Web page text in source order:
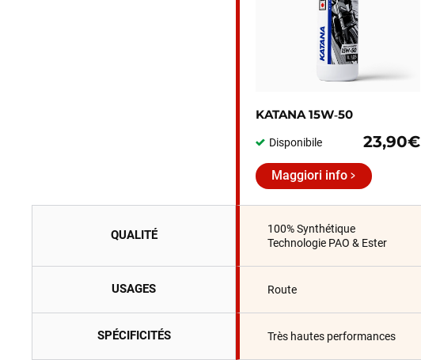
KATANA 15W‑50
Disponibile 23,90€
Maggiori info
QUALITÉ
100% Synthétique
Technologie PAO & Ester
USAGES Route
SPÉCIFICITÉS Très hautes performances